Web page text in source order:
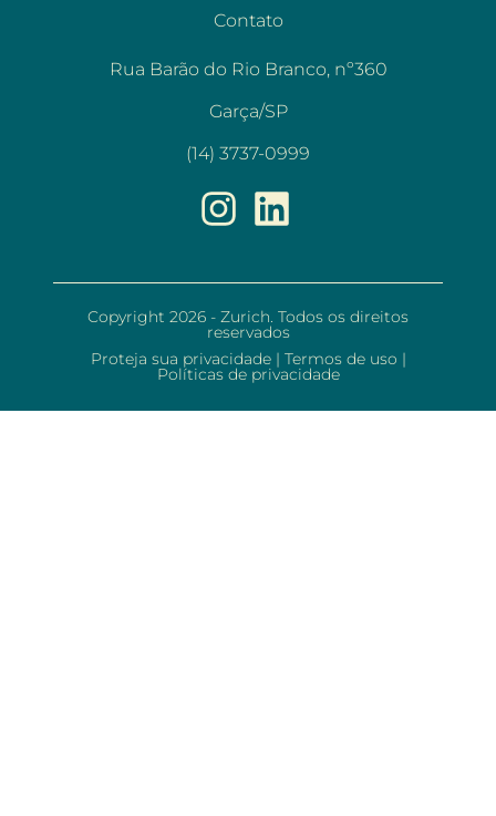
Contato
Rua Barão do Rio Branco, nº360
Garça/SP
(14) 3737-0999
Copyright 2026 - Zurich. Todos os direitos
reservados
Proteja sua privacidade | Termos de uso |
Políticas de privacidade